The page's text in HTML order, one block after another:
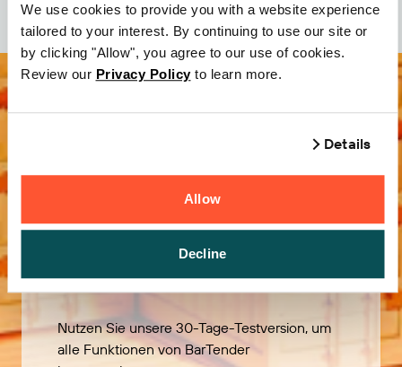
We use cookies to provide you with a website experience
tailored to your interest. By continuing to use our site or
by clicking "Allow", you agree to our use of cookies.
Review our Privacy Policyto learn more.
Details
Allow
Decline
Kostenlos
ausprobieren
Nutzen Sie unsere 30-Tage-Testversion, um
alle Funktionen von BarTender